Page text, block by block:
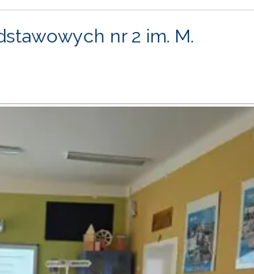
nr 2 im. M.